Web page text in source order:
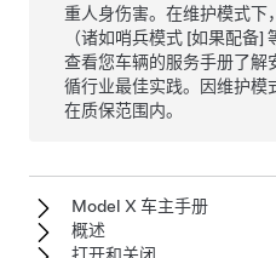
重人身伤害。在维护模式下
（诸如哨兵模式 [如果配备
查看您车辆的服务手册了解
循行业最佳实践。因维护模
在质保范围内。
Model X 车主手册
概述